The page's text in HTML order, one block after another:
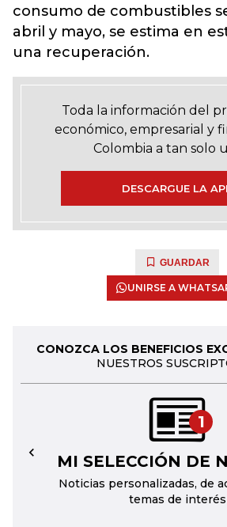
consumo de combustibles
abril y mayo, se estima en
una recuperación.
Toda la información del
económico, empresarial y
Colombia a tan solo
DESCARGUE LA
GUARDAR
UNIRSE A
CONOZCA LOS BENEFICIOS
NUESTROS
1
MI SELECCIÓN DE
Noticias personalizadas, de
temas de interés
←